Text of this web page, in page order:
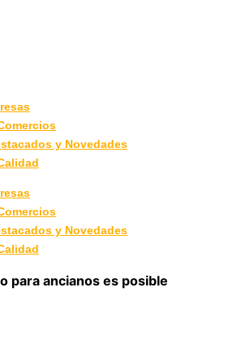
y Novedades
y Novedades
para ancianos es posible